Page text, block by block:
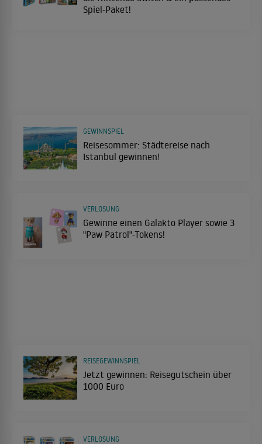
Spiel-Paket!
Reisesommer: Städtereise nach
Istanbul gewinnen!
GEWINNSPIEL
Gewinne einen Galakto Player sowie 3
"Paw Patrol"-Tokens!
VERLOSUNG
Jetzt gewinnen: Reisegutschein über
1000 Euro
REISEGEWINNSPIEL
VERLOSUNG